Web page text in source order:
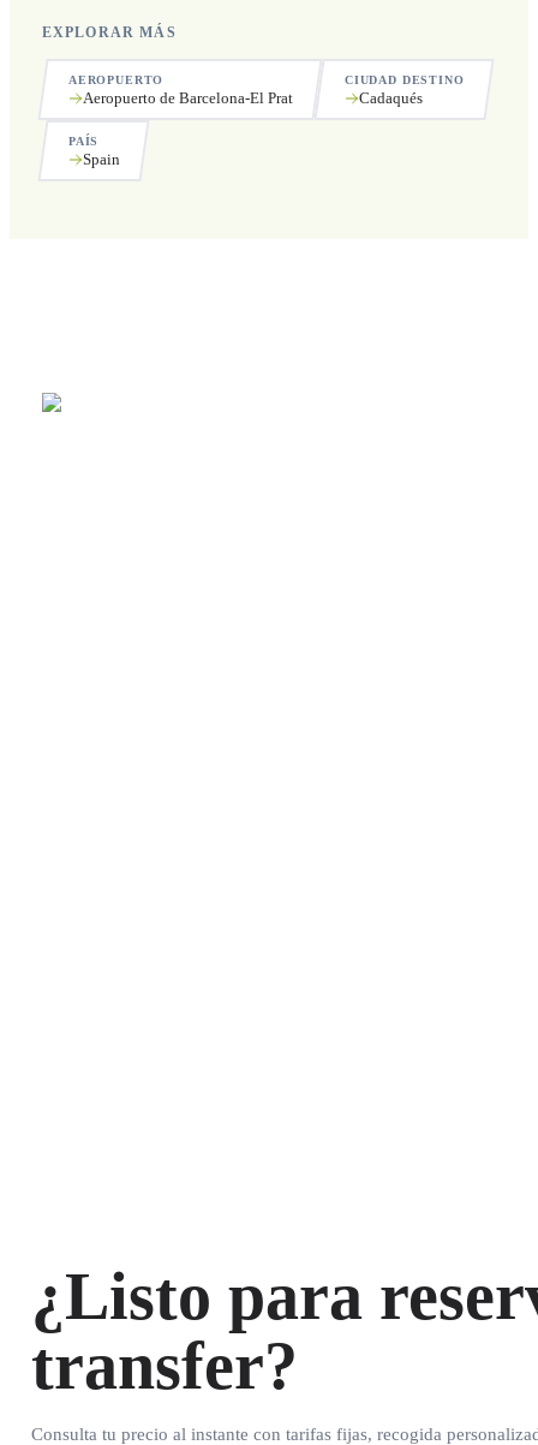
EXPLORAR MÁS
AEROPUERTO
Aeropuerto de Barcelona-El Prat
CIUDAD DESTINO
Cadaqués
PAÍS
Spain
¿Listo para
transfer?
Consulta tu precio al instante con tarifas fijas, recogida